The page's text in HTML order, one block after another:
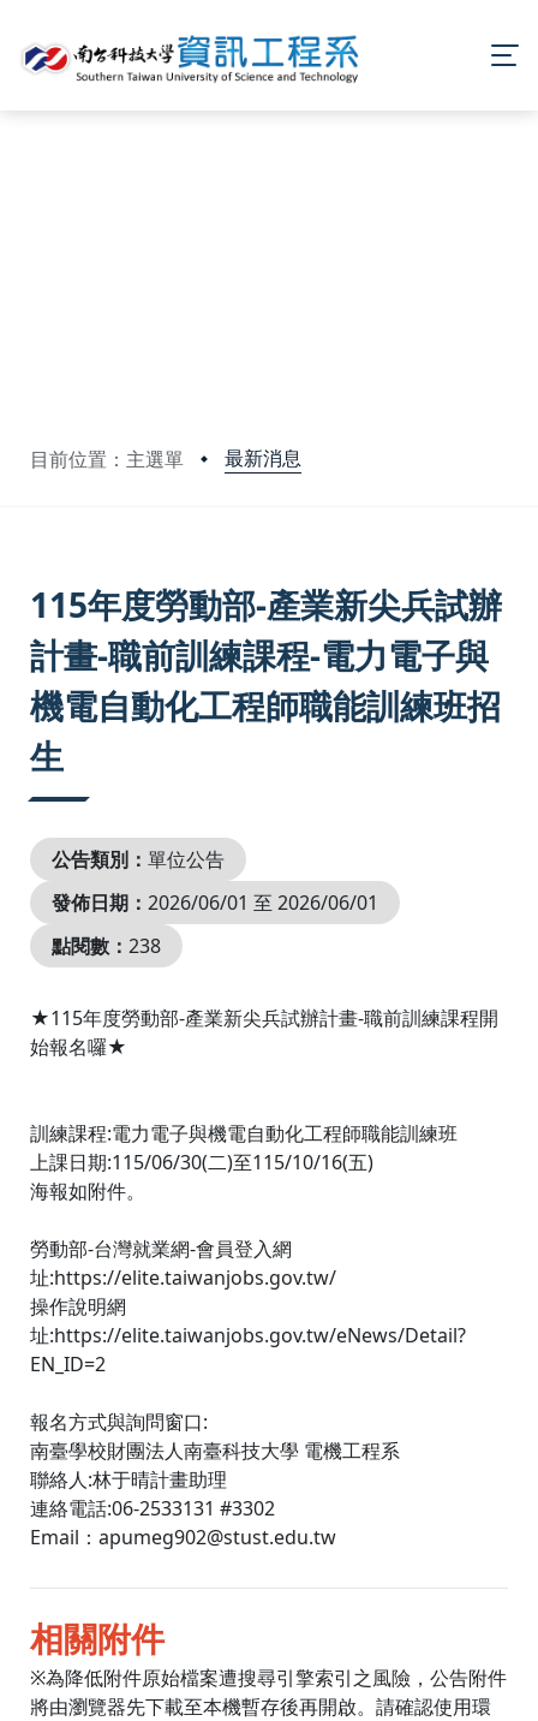
目前位置：主選單 最新消息
115年度勞動部-產業新尖兵試辦
計畫-職前訓練課程-電力電子與
機電自動化工程師職能訓練班招
生
公告類別： 單位公告
發佈日期： 2026/06/01 至 2026/06/01
點閱數： 238
★115年度勞動部-產業新尖兵試辦計畫-職前訓練課程開
始報名囉★
訓練課程:電力電子與機電自動化工程師職能訓練班
上課日期:115/06/30(二)至115/10/16(五)
海報如附件。
勞動部-台灣就業網-會員登入網
址:https://elite.taiwanjobs.gov.tw/
操作說明網
址:https://elite.taiwanjobs.gov.tw/eNews/Detail?
EN_ID=2
報名方式與詢問窗口:
南臺學校財團法人南臺科技大學 電機工程系
聯絡人:林于晴計畫助理
連絡電話:06-2533131 #3302
Email：apumeg902@stust.edu.tw
相關附件
※為降低附件原始檔案遭搜尋引擎索引之風險，公告附件
將由瀏覽器先下載至本機暫存後再開啟。請確認使用環